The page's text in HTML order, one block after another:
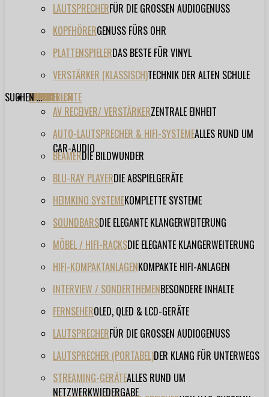
LAUTSPRECHERFÜR DIE GROSSEN AUDIOGENUSS
KOPFHÖRERGENUSS FÜRS OHR
PLATTENSPIELERDAS BESTE FÜR VINYL
VERSTÄRKER (KLASSISCH)TECHNIK DER ALTEN SCHULE
TESTBERICHTE
AV RECEIVER/ VERSTÄRKERZENTRALE EINHEIT
AUTO-LAUTSPRECHER & HIFI-SYSTEMEALLES RUND UM
CAR-AUDIO
BEAMERDIE BILDWUNDER
BLU-RAY PLAYERDIE ABSPIELGERÄTE
HEIMKINO SYSTEMEKOMPLETTE SYSTEME
SOUNDBARSDIE ELEGANTE KLANGERWEITERUNG
MÖBEL / HIFI-RACKSDIE ELEGANTE KLANGERWEITERUNG
HIFI-KOMPAKTANLAGENKOMPAKTE HIFI-ANLAGEN
INTERVIEW / SONDERTHEMENBESONDERE INHALTE
FERNSEHEROLED, QLED & LCD-GERÄTE
LAUTSPRECHERFÜR DIE GROSSEN AUDIOGENUSS
LAUTSPRECHER (PORTABEL)DER KLANG FÜR UNTERWEGS
STREAMING-GERÄTEALLES RUND UM
NETZWERKWIEDERGABE
FORUM
FILME
VIDEOS
HERSTELLER
EVENT
SUCHEN ...